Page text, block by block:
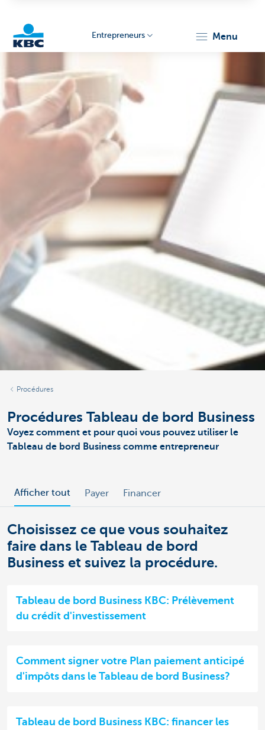
Entrepreneurs menu
Procédures
Procédures Tableau de bord Business
Voyez comment et pour quoi vous pouvez utiliser le
Tableau de bord Business comme entrepreneur
Afficher tout Payer Financer
Choisissez ce que vous souhaitez
faire dans le Tableau de bord
Business et suivez la procédure.
Tableau de bord Business KBC: Prélèvement
du crédit d'investissement
Comment signer votre Plan paiement anticipé
d'impôts dans le Tableau de bord Business?
Tableau de bord Business KBC: financer les